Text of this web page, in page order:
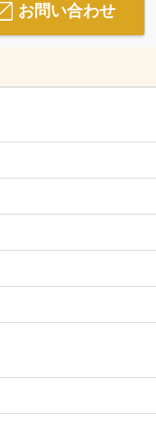
お問い合わせ